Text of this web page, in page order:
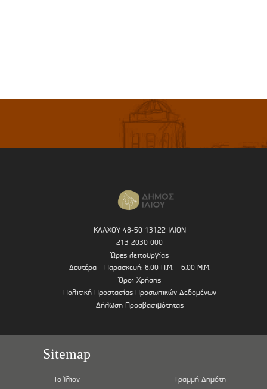
ΚΑΛΧΟΥ 48-50 13122 ΙΛΙΟΝ
213 2030 000
Ώρες λειτουργίας
Δευτέρα - Παρασκευή: 8.00 Π.Μ. - 6.00 Μ.Μ.
Όροι Χρήσης
Πολιτική Προστασίας Προσωπικών Δεδομένων
Δήλωση Προσβασιμότητας
Sitemap
Το Ίλιον Γραμμή Δημότη